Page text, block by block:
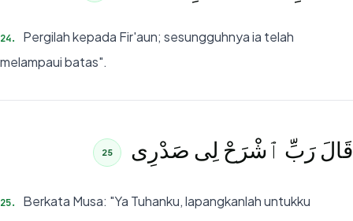
24.
Pergilah kepada Fir'aun; sesungguhnya ia telah
melampaui batas".
قَالَ رَبِّ ٱشْرَحْ لِى صَدْرِى 25
25.
Berkata Musa: "Ya Tuhanku, lapangkanlah untukku